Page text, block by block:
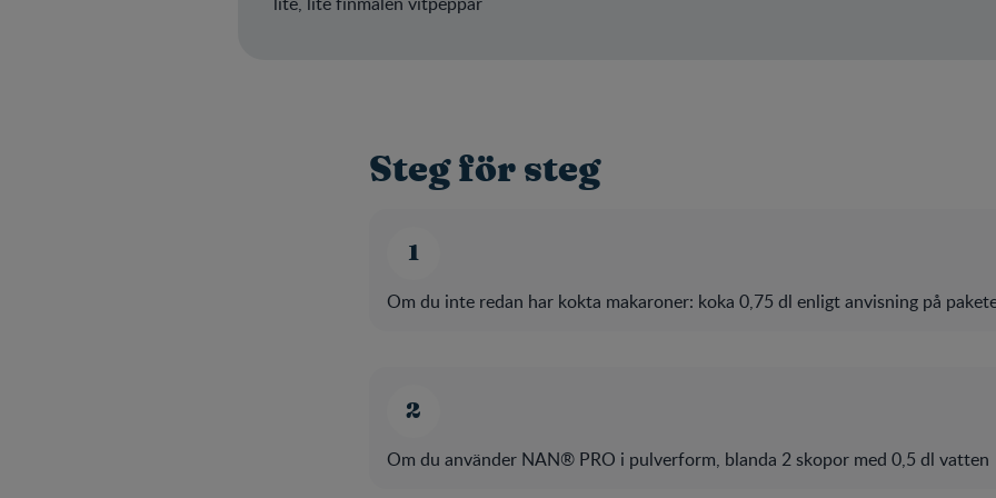
Steg för steg
Om du inte redan har kokta makaroner: koka 0,75 dl enligt anvisning på
Om du använder NAN® PRO i pulverform, blanda 2 skopor med 0,5 dl vatten